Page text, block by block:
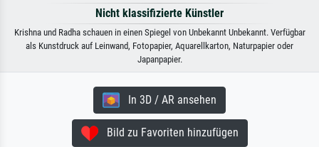
Nicht klassifizierte Künstler
Krishna und Radha schauen in einen Spiegel von Unbekannt Unbekannt. Verfügbar
als Kunstdruck auf Leinwand, Fotopapier, Aquarellkarton, Naturpapier oder
Japanpapier.
In 3D / AR ansehen
Bild zu Favoriten hinzufügen